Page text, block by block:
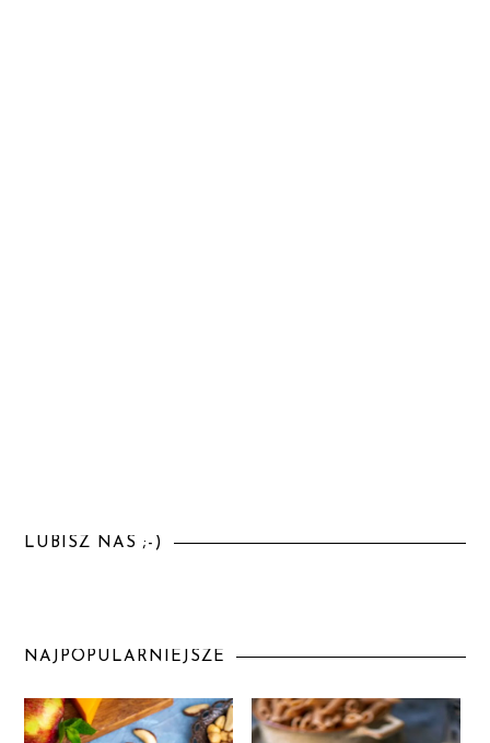
LUBISZ NAS ;-)
NAJPOPULARNIEJSZE